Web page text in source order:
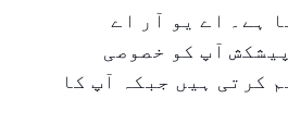
ہے۔ اے یو آر اے
آپ کو خصوصی
کرتی ہیں جبکہ آپ کا